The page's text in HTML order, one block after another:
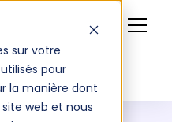
sur votre
pour
la manière dont
web et nous